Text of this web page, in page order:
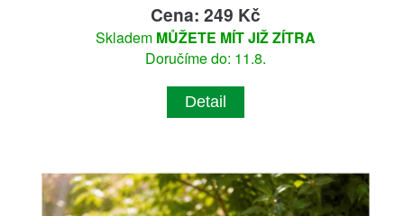
Cena: 249 Kč
Skladem MŮŽETE MÍT JIŽ ZÍTRA
Doručíme do: 11.8.
Detail